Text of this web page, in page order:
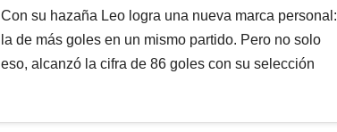
Con su hazaña Leo logra una nueva marca personal:
la de más goles en un mismo partido. Pero no solo
eso, alcanzó la cifra de 86 goles con su selección